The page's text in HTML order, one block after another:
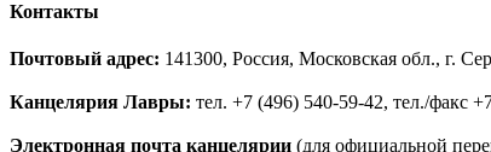
Контакты
Почтовый адрес: 141300, Россия, Московская обл., г.
Канцелярия Лавры: тел. +7 (496) 540-59-42, тел./факс
Электронная почта канцелярии (для официальной